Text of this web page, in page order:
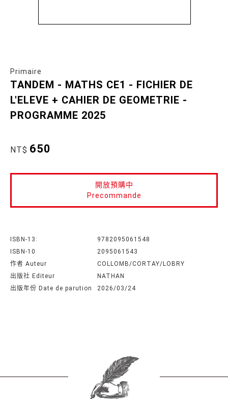
Primaire
TANDEM - MATHS CE1 - FICHIER DE
L'ELEVE + CAHIER DE GEOMETRIE -
PROGRAMME 2025
NT$ 650
開放預購中
Precommande
ISBN-13:
9782095061548
ISBN-10
2095061543
作者 Auteur
COLLOMB/CORTAY/LOBRY
出版社 Editeur
NATHAN
出版年份 Date de parution
2026/03/24